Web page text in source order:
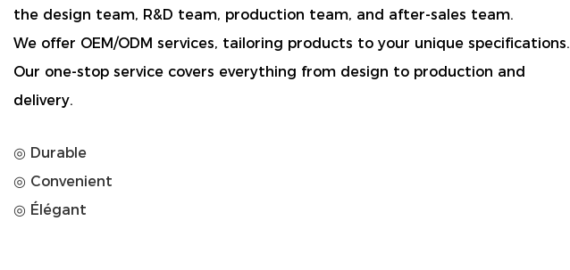
the design team, R&D team, production team, and after-sales team.
We offer OEM/ODM services, tailoring products to your unique specifications.
Our one-stop service covers everything from design to production and
delivery.
◎ Durable
◎ Convenient
◎ Élégant